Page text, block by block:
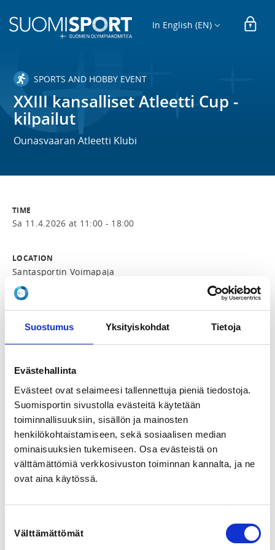
Suostumus Yksityiskohdat Tietoja
Evästehallinta
Evästeet ovat selaimeesi tallennettuja pieniä tiedostoja.
Suomisportin sivustolla evästeitä käytetään
toiminnallisuuksiin, sisällön ja mainosten
henkilökohtaistamiseen, sekä sosiaalisen median
ominaisuuksien tukemiseen. Osa evästeistä on
välttämättömiä verkkosivuston toiminnan kannalta, ja ne
ovat aina käytössä.
valinta
Välttämättömät
In English (EN)
SPORTS AND HOBBY EVENT
XXIII kansalliset Atleetti Cup -
kilpailut
Ounasvaaran Atleetti Klubi
TIME
Sa 11.4.2026 at 11:00 - 18:00
LOCATION
Santasportin Voimapaja
Hiihtomajantie 2, 96400 Rovaniemi, Suomi
View map
LOCALITY
Rovaniemi
Painonnosto
REGISTRATION PERIOD
Su 15.2.2026 at 20:00 - Tu 7.4.2026 at 23:59
PRICE
Harri Norberg